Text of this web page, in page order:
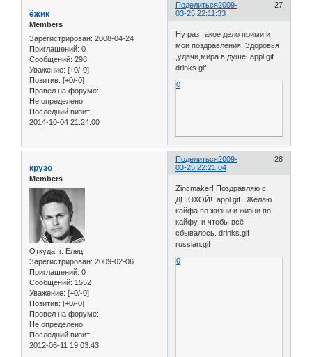
Поделиться 27
2009-
03-25 22:11:33
ёжик
Members
Зарегистрирован: 2008-04-24
Приглашений: 0
Сообщений: 298
Уважение: [+0/-0]
Позитив: [+0/-0]
Провел на форуме:
Не определено
Последний визит:
2014-10-04 21:24:00
Ну раз такое дело прими и
мои поздравления! Здоровья
,удачи,мира в душе! appl.gif
drinks.gif
0
Поделиться 28
2009-
03-25 22:21:04
крузо
Members
Откуда: г. Елец
Зарегистрирован: 2009-02-06
Приглашений: 0
Сообщений: 1552
Уважение: [+0/-0]
Позитив: [+0/-0]
Провел на форуме:
Не определено
Последний визит:
2012-06-11 19:03:43
Zincmaker! Поздравляю с
ДНЮХОЙ! appl.gif . Желаю
кайфа по жизни и жизни по
кайфу, и чтобы всё
сбывалось. drinks.gif
russian.gif
0